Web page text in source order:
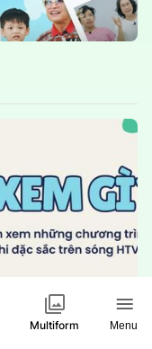
Multiform Menu